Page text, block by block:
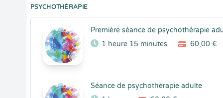
PSYCHOTHÉRAPIE
Première séance de psychothérapie
1 heure 15 minutes
60,00 €
Séance de psychothérapie adulte